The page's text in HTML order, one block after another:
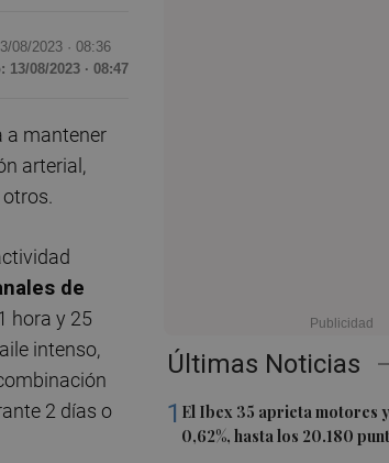
Últimas Noticias
1 El Ibex 35 aprieta motores
0,62%, hasta los 20.180
08/2023 · 08:36
08/2023 · 08:47
a mantener
arterial,
de
hora y 25
intenso,
2 días o